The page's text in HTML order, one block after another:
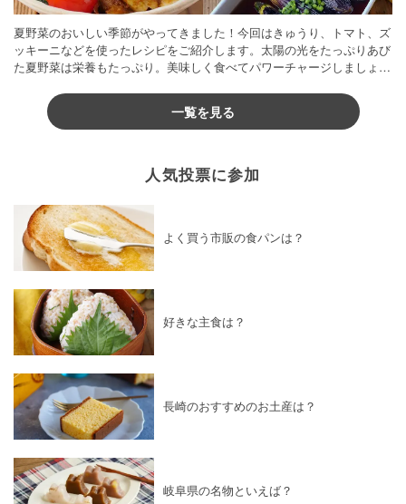
夏野菜のおいしい季節がやってきました！今回はきゅうり、トマト、ズ
ッキーニなどを使ったレシピをご紹介します。太陽の光をたっぷりあび
た夏野菜は栄養もたっぷり。美味しく食べてパワーチャージしましょう
一覧を見る
人気投票に参加
よく買う市販の食パンは？
好きな主食は？
長崎のおすすめのお土産は？
岐阜県の名物といえば？